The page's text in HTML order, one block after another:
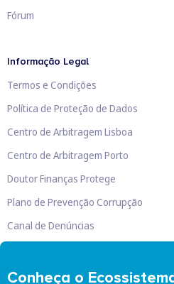
Conheça o
Fórum
Informação Legal
Termos e Condições
Política de Proteção de Dados
Centro de Arbitragem Lisboa
Centro de Arbitragem Porto
Doutor Finanças Protege
Plano de Prevenção Corrupção
Canal de Denúncias